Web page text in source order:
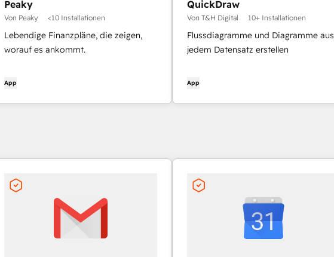
Peaky
Von Peaky <10 Installationen
Lebendige Finanzpläne, die zeigen,
worauf es ankommt.
App
QuickDraw
Von T&H Digital 10+ Installationen
Flussdiagramme und Diagramme aus
jedem Datensatz erstellen
App